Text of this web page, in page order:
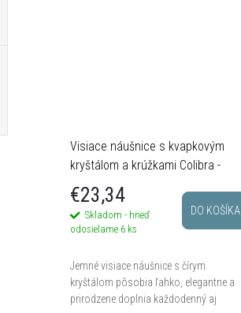
Visiace náušnice s kvapkovým
kryštálom a krúžkami Colibra -
postriebrené
€23,34
Skladom - hneď
odosielame 6 ks
DO KOŠÍKA
Jemné visiace náušnice s čírym
kryštálom pôsobia ľahko, elegantne a
prirodzene doplnia každodenný aj